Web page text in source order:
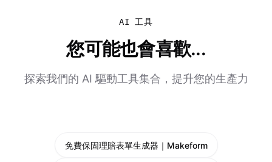
AI 工具
您可能也會喜歡...
探索我們的 AI 驅動工具集合，提升您的生產力
免費保固理賠表單生成器｜Makeform